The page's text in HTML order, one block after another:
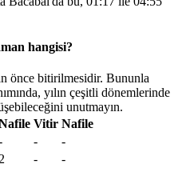
hangisi?
önce bitirilmesidir. Bununla
yılın çeşitli dönemlerinde
unutmayın.
Vitir Nafile
-
-
2 -
-